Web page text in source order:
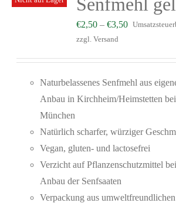
€2,50 –€3,50
zzgl.Versand
Naturbelassenes Senfmehl aus
Anbau in Kirchheim/Heimstetten bei
München
Natürlich scharfer, würziger
Vegan, gluten- und lactosefrei
Verzicht auf Pflanzenschutzmittel
Anbau der Senfsaaten
Verpackung aus umweltfreundlichen